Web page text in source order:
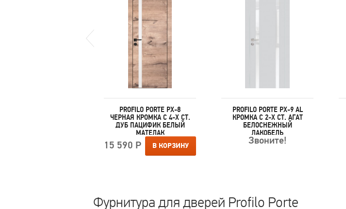
PROFILO PORTE PX-8
ЧЕРНАЯ КРОМКА С 4-Х СТ.
ДУБ ПАЦИФИК БЕЛЫЙ
МАТЕЛАК
15 590 Р В КОРЗИНУ
PROFILO PORTE PX-9 AL
КРОМКА С 2-Х СТ. АГАТ
БЕЛОСНЕЖНЫЙ
ЛАКОБЕЛЬ
Звоните!
Фурнитура для дверей Profilo Porte